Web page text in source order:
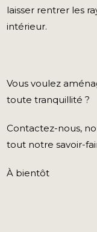
laisser rentrer les
intérieur.
Vous voulez
toute tranquillité ?
Contactez-nous,
tout notre savoir-
À bientôt